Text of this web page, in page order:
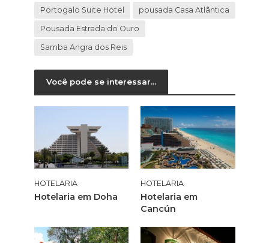
Portogalo Suite Hotel pousada Casa Atlântica
Pousada Estrada do Ouro
Samba Angra dos Reis
Você pode se interessar...
HOTELARIA
Hotelaria em Doha
HOTELARIA
Hotelaria em
Cancún